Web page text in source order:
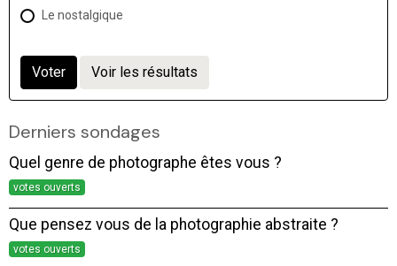
Le nostalgique
Voter Voir les résultats
Derniers sondages
Quel genre de photographe êtes vous ?
votes ouverts
Que pensez vous de la photographie abstraite ?
votes ouverts